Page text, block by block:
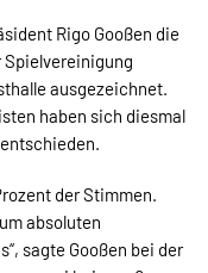
Rigo Gooßen die
ausgezeichnet.
haben sich diesmal
der Stimmen.
absoluten
sagte Gooßen bei der